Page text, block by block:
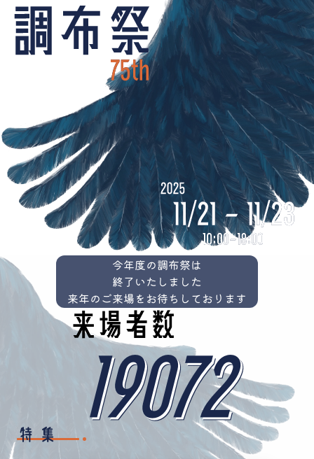
今年度の調布祭は
終了いたしました
来年のご来場をお待ちしております
来場者数
19072
特集